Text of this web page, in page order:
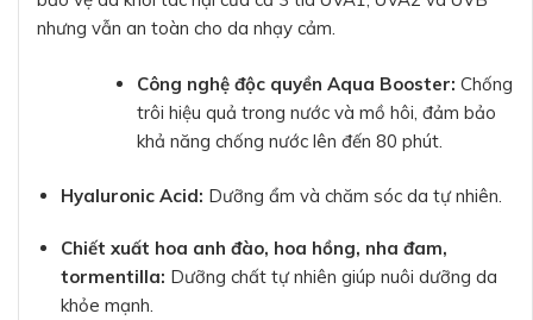
nhưng vẫn an toàn cho da nhạy cảm.
Công nghệ độc quyền Aqua Booster: Chống
trôi hiệu quả trong nước và mồ hôi, đảm bảo
khả năng chống nước lên đến 80 phút.
Hyaluronic Acid: Dưỡng ẩm và chăm sóc da tự nhiên.
Chiết xuất hoa anh đào, hoa hồng, nha đam,
tormentilla: Dưỡng chất tự nhiên giúp nuôi dưỡng da
khỏe mạnh.